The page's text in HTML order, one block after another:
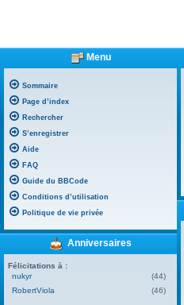
Menu
Sommaire
Page d’index
Rechercher
S’enregistrer
Aide
FAQ
Guide du BBCode
Conditions d’utilisation
Politique de vie privée
Anniversaires
Félicitations à :
nukyr
(44)
RobertViola
(46)